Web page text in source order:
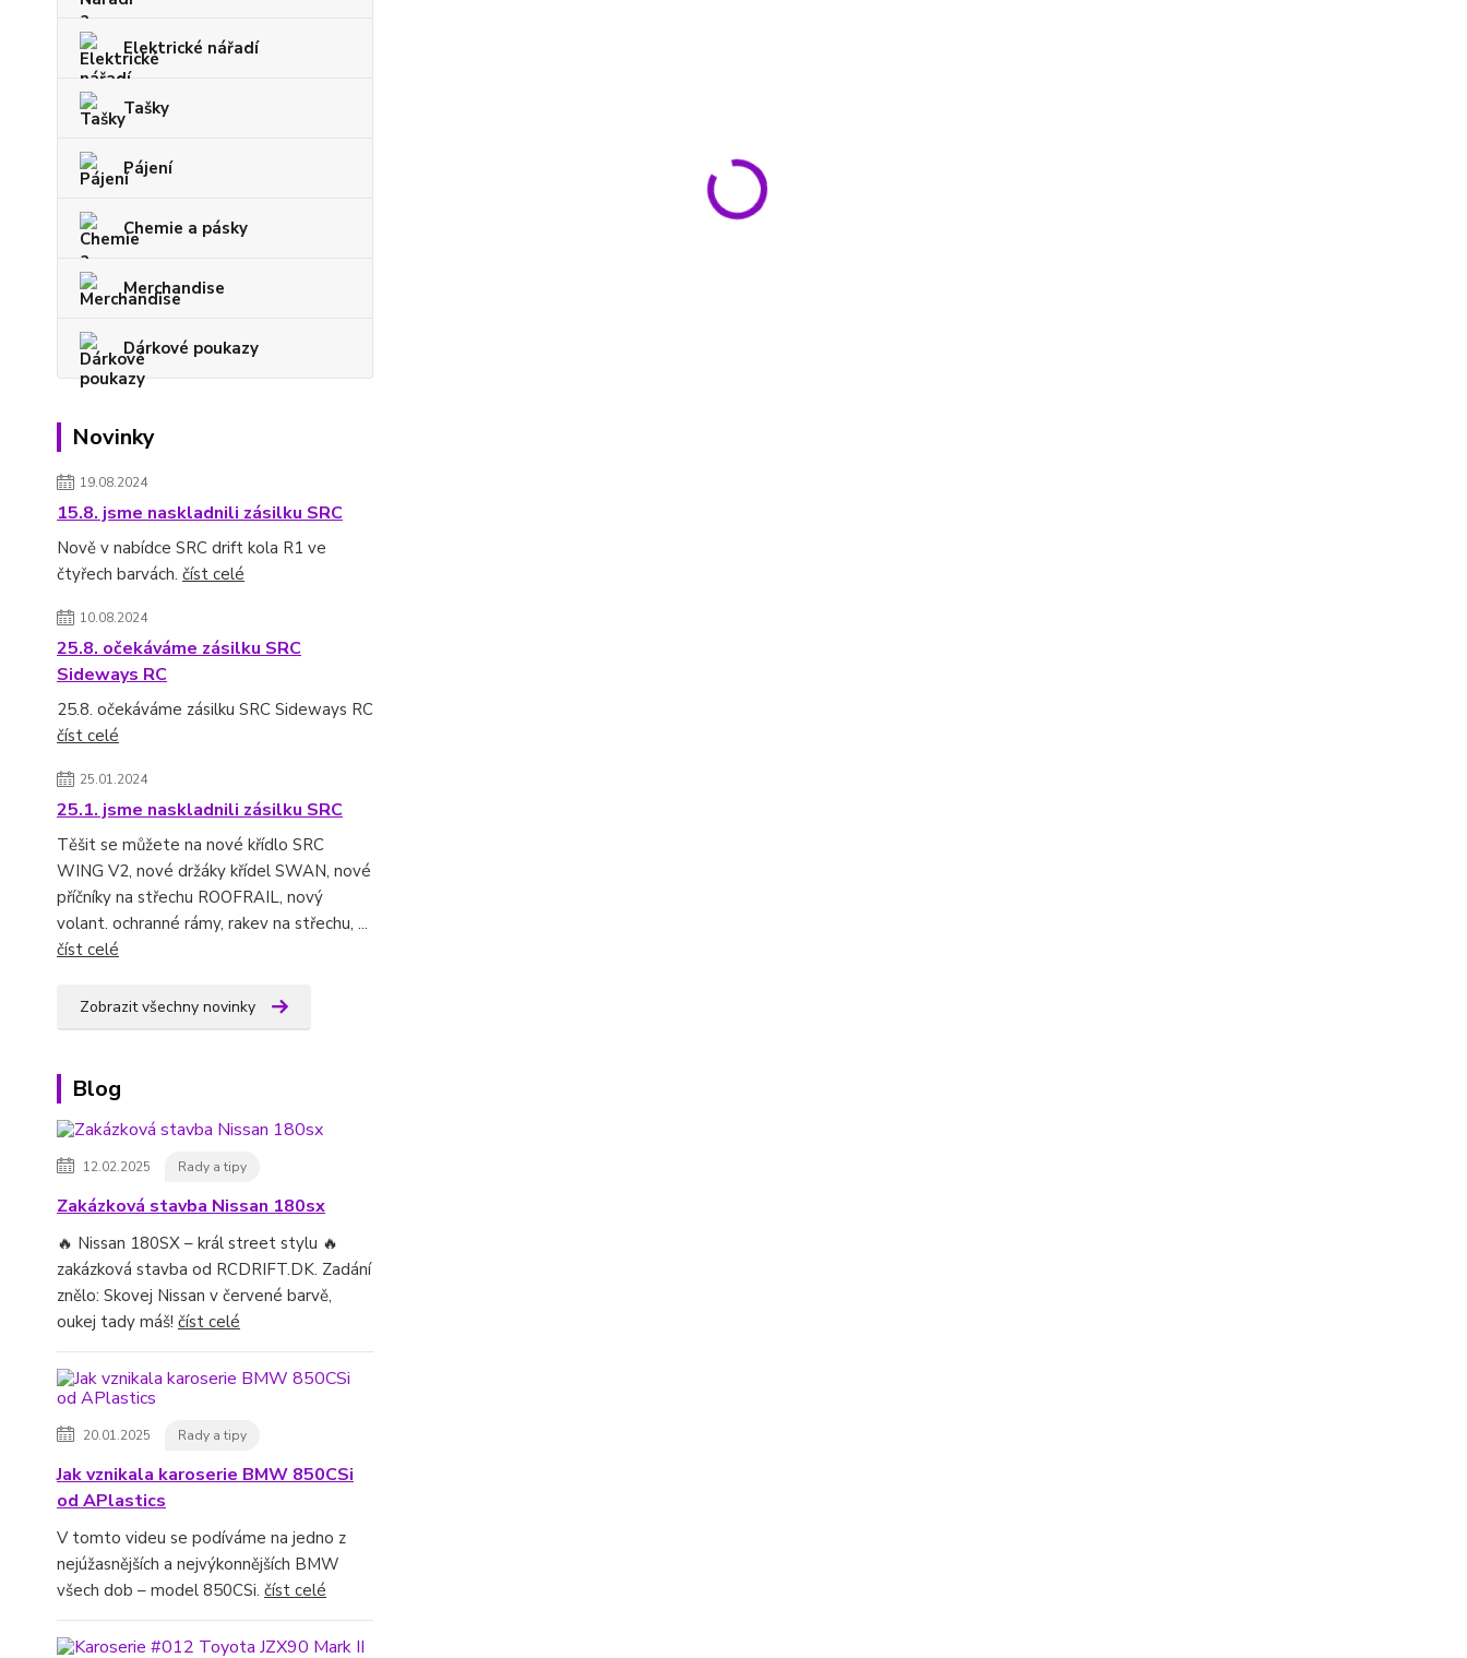
Elektrické nářadí
Tašky
Pájení
Chemie a pásky
Merchandise
Dárkové poukazy
Novinky
19.08.2024
15.8. jsme naskladnili zásilku SRC
Nově v nabídce SRC drift kola R1 ve
čtyřech barvách. číst celé
10.08.2024
25.8. očekáváme zásilku SRC
Sideways RC
25.8. očekáváme zásilku SRC Sideways RC
číst celé
25.01.2024
25.1. jsme naskladnili zásilku SRC
Těšit se můžete na nové křídlo SRC
WING V2, nové držáky křídel SWAN, nové
příčníky na střechu ROOFRAIL, nový
volant. ochranné rámy, rakev na střechu, ...
číst celé
Zobrazit všechny novinky
Blog
12.02.2025 Rady a tipy
Zakázková stavba Nissan 180sx
🔥 Nissan 180SX – král street stylu 🔥
zakázková stavba od RCDRIFT.DK. Zadání
znělo: Skovej Nissan v červené barvě,
oukej tady máš! číst celé
20.01.2025 Rady a tipy
Jak vznikala karoserie BMW 850CSi
od APlastics
V tomto videu se podíváme na jedno z
nejúžasnějších a nejvýkonnějších BMW
všech dob – model 850CSi. číst celé